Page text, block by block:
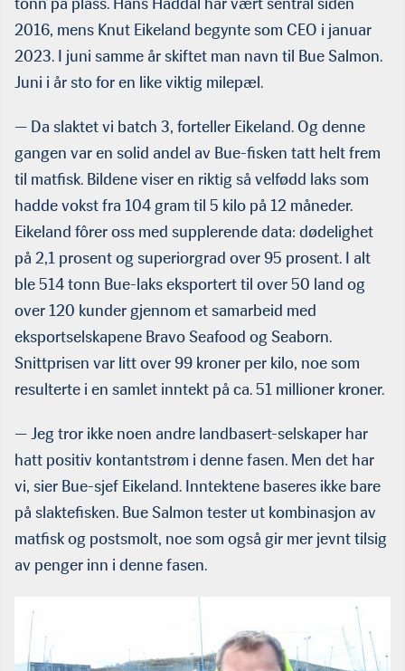
2016, mens Knut Eikeland begynte som CEO i januar
2023. I juni samme år skiftet man navn til Bue Salmon.
Juni i år sto for en like viktig milepæl.
— Da slaktet vi batch 3, forteller Eikeland. Og denne
gangen var en solid andel av Bue-fisken tatt helt frem
til matfisk. Bildene viser en riktig så velfødd laks som
hadde vokst fra 104 gram til 5 kilo på 12 måneder.
Eikeland fôrer oss med supplerende data: dødelighet
på 2,1 prosent og superiorgrad over 95 prosent. I alt
ble 514 tonn Bue-laks eksportert til over 50 land og
over 120 kunder gjennom et samarbeid med
eksportselskapene Bravo Seafood og Seaborn.
Snittprisen var litt over 99 kroner per kilo, noe som
resulterte i en samlet inntekt på ca. 51 millioner kroner.
— Jeg tror ikke noen andre landbasert-selskaper har
hatt positiv kontantstrøm i denne fasen. Men det har
vi, sier Bue-sjef Eikeland. Inntektene baseres ikke bare
på slaktefisken. Bue Salmon tester ut kombinasjon av
matfisk og postsmolt, noe som også gir mer jevnt tilsig
av penger inn i denne fasen.